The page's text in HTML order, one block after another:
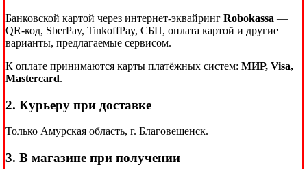
Банковской картой через интернет-эквайринг Robokassa —
QR-код, SberPay, TinkoffPay, СБП, оплата картой и другие
варианты, предлагаемые сервисом.
К оплате принимаются карты платёжных систем: МИР, Visa,
Mastercard.
2. Курьеру при доставке
Только Амурская область, г. Благовещенск.
3. В магазине при получении